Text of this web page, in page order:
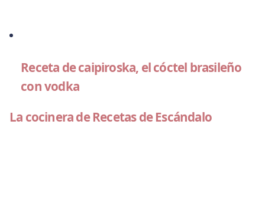
Receta de caipiroska, el cóctel brasileño
con vodka
La cocinera de Recetas de Escándalo